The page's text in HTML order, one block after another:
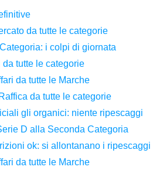
da tutte le categorie
i colpi di giornata
da tutte le categorie
da tutte le Marche
da tutte le categorie
gli organici: niente ripescaggi
D alla Seconda Categoria
ok: si allontanano i ripescaggi
da tutte le Marche